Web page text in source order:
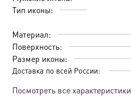
Тип иконы:
Материал:
Поверхность:
Размер иконы:
Доставка по всей России:
Посмотреть все характеристики